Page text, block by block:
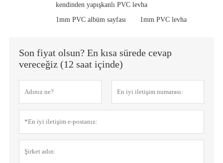
kendinden yapışkanlı PVC levha
1mm PVC albüm sayfası
1mm PVC levha
Son fiyat olsun? En kısa sürede cevap
vereceğiz (12 saat içinde)